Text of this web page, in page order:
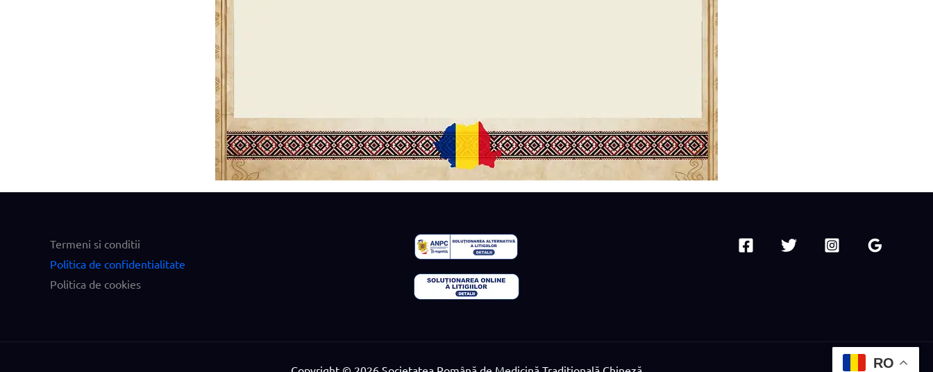
Termeni si conditii
Politica de confidentialitate
Politica de cookies
RO